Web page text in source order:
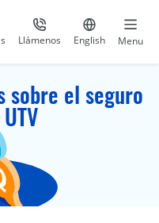
nuestras
Llámenos
al 800-441-5533
Ir al sitio
English Menu
sobre el seguro